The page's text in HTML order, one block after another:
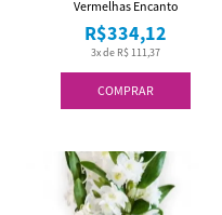
COMPRAR
3x de R$ 111,37
R$334,12
Vermelhas Encanto